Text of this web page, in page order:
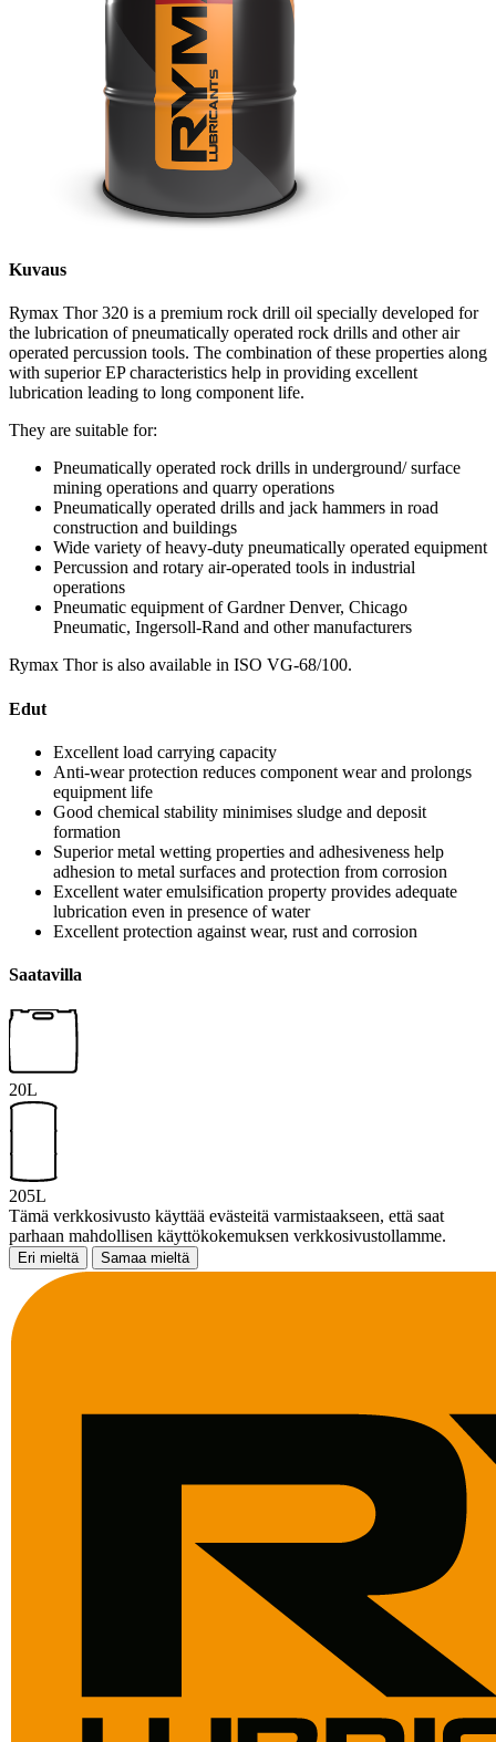
Kuvaus
Rymax Thor 320 is a premium rock drill oil specially developed for
the lubrication of pneumatically operated rock drills and other air
operated percussion tools. The combination of these properties along
with superior EP characteristics help in providing excellent
lubrication leading to long component life.
They are suitable for:
Pneumatically operated rock drills in underground/ surface
mining operations and quarry operations
Pneumatically operated drills and jack hammers in road
construction and buildings
Wide variety of heavy-duty pneumatically operated equipment
Percussion and rotary air-operated tools in industrial
operations
Pneumatic equipment of Gardner Denver, Chicago
Pneumatic, Ingersoll-Rand and other manufacturers
Rymax Thor is also available in ISO VG-68/100.
Edut
Excellent load carrying capacity
Anti-wear protection reduces component wear and prolongs
equipment life
Good chemical stability minimises sludge and deposit
formation
Superior metal wetting properties and adhesiveness help
adhesion to metal surfaces and protection from corrosion
Excellent water emulsification property provides adequate
lubrication even in presence of water
Excellent protection against wear, rust and corrosion
Saatavilla
20L
205L
Tämä verkkosivusto käyttää evästeitä varmistaakseen, että saat
parhaan mahdollisen käyttökokemuksen verkkosivustollamme.
Eri mieltä Samaa mieltä